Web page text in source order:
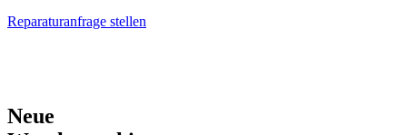
Reparaturanfrage stellen
Neue